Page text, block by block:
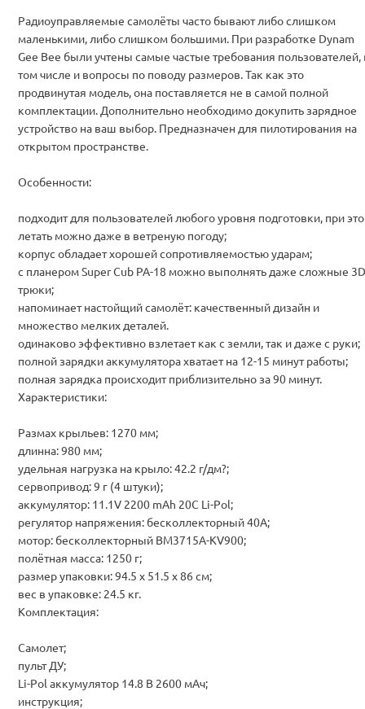
Радиоуправляемые самолёты часто бывают либо слишком
маленькими, либо слишком большими. При разработке Dynam
Gee Bee были учтены самые частые требования пользователей,
том числе и вопросы по поводу размеров. Так как это
продвинутая модель, она поставляется не в самой полной
комплектации. Дополнительно необходимо докупить зарядное
устройство на ваш выбор. Предназначен для пилотирования на
открытом пространстве.
Особенности:
подходит для пользователей любого уровня подготовки, при
летать можно даже в ветреную погоду;
корпус обладает хорошей сопротивляемостью ударам;
с планером Super Cub PA-18 можно выполнять даже сложные
трюки;
напоминает настойщий самолёт: качественный дизайн и
множество мелких деталей.
одинаково эффективно взлетает как с земли, так и даже с руки;
полной зарядки аккумулятора хватает на 12-15 минут работы;
полная зарядка происходит приблизительно за 90 минут.
Характеристики:
Размах крыльев: 1270 мм;
длинна: 980 мм;
удельная нагрузка на крыло: 42.2 г/дм?;
сервопривод: 9 г (4 штуки);
аккумулятор: 11.1V 2200 mAh 20C Li-Pol;
регулятор напряжения: бесколлекторный 40A;
мотор: бесколлекторный BM3715A-KV900;
полётная масса: 1250 г;
размер упаковки: 94.5 x 51.5 x 86 см;
вес в упаковке: 24.5 кг.
Комплектация:
Самолет;
пульт ДУ;
Li-Pol аккумулятор 14.8 В 2600 мАч;
инструкция;